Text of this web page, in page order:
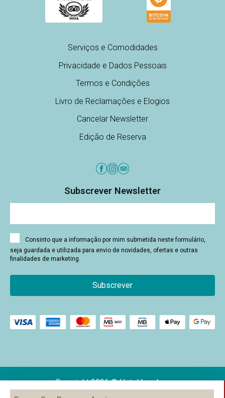
Serviços e Comodidades
Privacidade e Dados Pessoais
Termos e Condições
Livro de Reclamações e Elogios
Cancelar Newsletter
Edição de Reserva
Subscrever Newsletter
Consinto que a informação por mim submetida neste formulário,
seja guardada e utilizada para envio de novidades, ofertas e outras
finalidades de marketing.
Subscrever
Copyright 2026 © Hotel Londres